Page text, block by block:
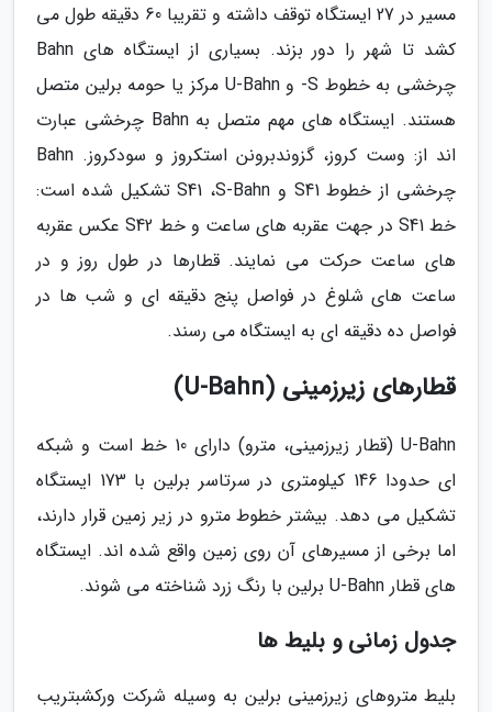
مسیر در 27 ایستگاه توقف داشته و تقریبا 60 دقیقه طول می
کشد تا شهر را دور بزند. بسیاری از ایستگاه های Bahn
چرخشی به خطوط S- و U-Bahn مرکز یا حومه برلین متصل
هستند. ایستگاه های مهم متصل به Bahn چرخشی عبارت
اند از: وست کروز، گزوندبرونن استکروز و سودکروز. Bahn
چرخشی از خطوط S41 و S41 ،S-Bahn تشکیل شده است:
خط S41 در جهت عقربه های ساعت و خط S42 عکس عقربه
های ساعت حرکت می نمایند. قطارها در طول روز و در
ساعت های شلوغ در فواصل پنج دقیقه ای و شب ها در
فواصل ده دقیقه ای به ایستگاه می رسند.
قطارهای زیرزمینی (U-Bahn)
U-Bahn (قطار زیرزمینی، مترو) دارای 10 خط است و شبکه
ای حدودا 146 کیلومتری در سرتاسر برلین با 173 ایستگاه
تشکیل می دهد. بیشتر خطوط مترو در زیر زمین قرار دارند،
اما برخی از مسیرهای آن روی زمین واقع شده اند. ایستگاه
های قطار U-Bahn برلین با رنگ زرد شناخته می شوند.
جدول زمانی و بلیط ها
بلیط متروهای زیرزمینی برلین به وسیله شرکت ورکشبتریب